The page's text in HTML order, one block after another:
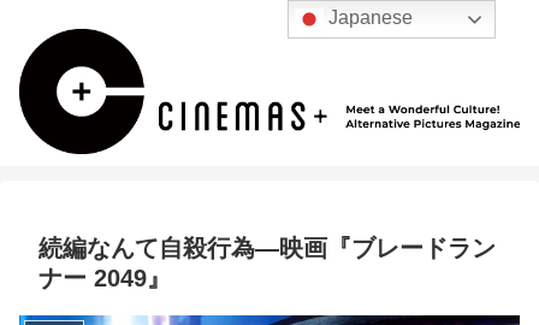
続編なんて自殺行為―映画『ブレードラン
ナー 2049』
Japanese